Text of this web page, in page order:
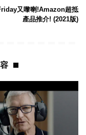
又嚟喇!Amazon超抵
產品推介! (2021版)